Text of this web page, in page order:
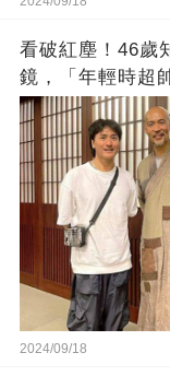
看破紅塵！46歲
鏡，「年輕時超
2024/09/18